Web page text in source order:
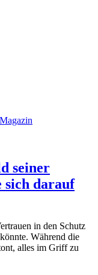
Magazin
seiner
sich darauf
in den Schutz
Während die
alles im Griff zu